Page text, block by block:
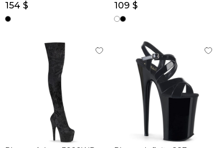
couro (salto 17,8 cm)
154 $ 109 $